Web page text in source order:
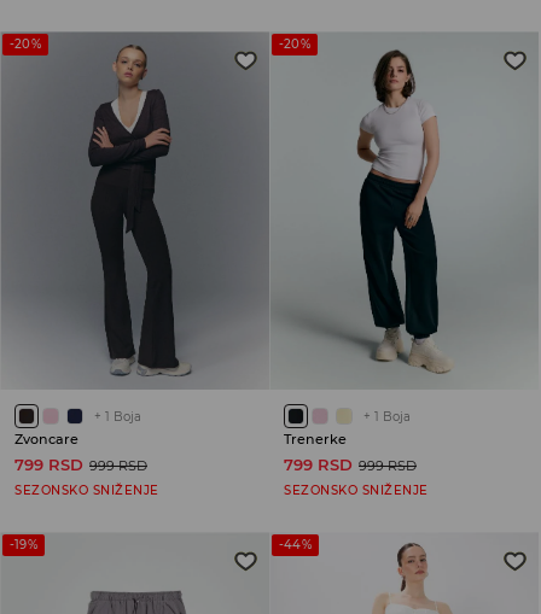
-20%
+ 1 Boja
Zvoncare
799 RSD 999 RSD
SEZONSKO SNIŽENJE
-20%
+ 1 Boja
Trenerke
799 RSD 999 RSD
SEZONSKO SNIŽENJE
-19% -44%